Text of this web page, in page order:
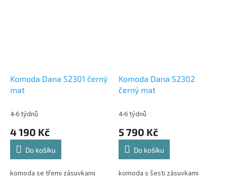
Komoda Dana 52301 černý
mat
4-6 týdnů
4 190 Kč
Do košíku
komoda se třemi zásuvkami
Komoda Dana 52302
černý mat
4-6 týdnů
5 790 Kč
Do košíku
komoda s šesti zásuvkami